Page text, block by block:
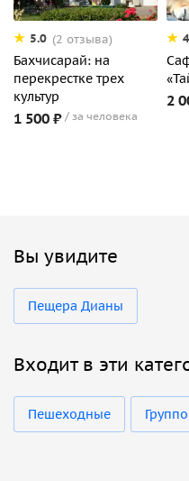
5.0 (2 отзыва)
Бахчисарай: на
перекрестке трех
культур
1 500 ₽ за человека
2
Вы увидите
Пещера Дианы
Входит в эти
Пешеходные